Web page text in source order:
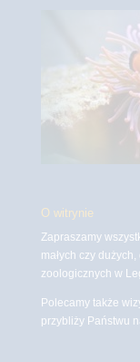
O witrynie
Zapraszamy
małych czy
zoologicznych w
Polecamy także
przybliży Państwu